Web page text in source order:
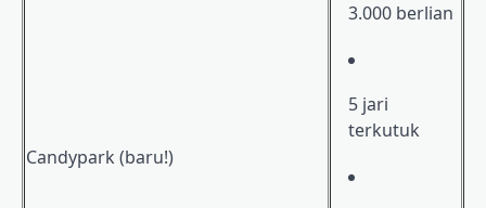
Candypark (baru!)
3.000 berlian
5 jari
terkutuk